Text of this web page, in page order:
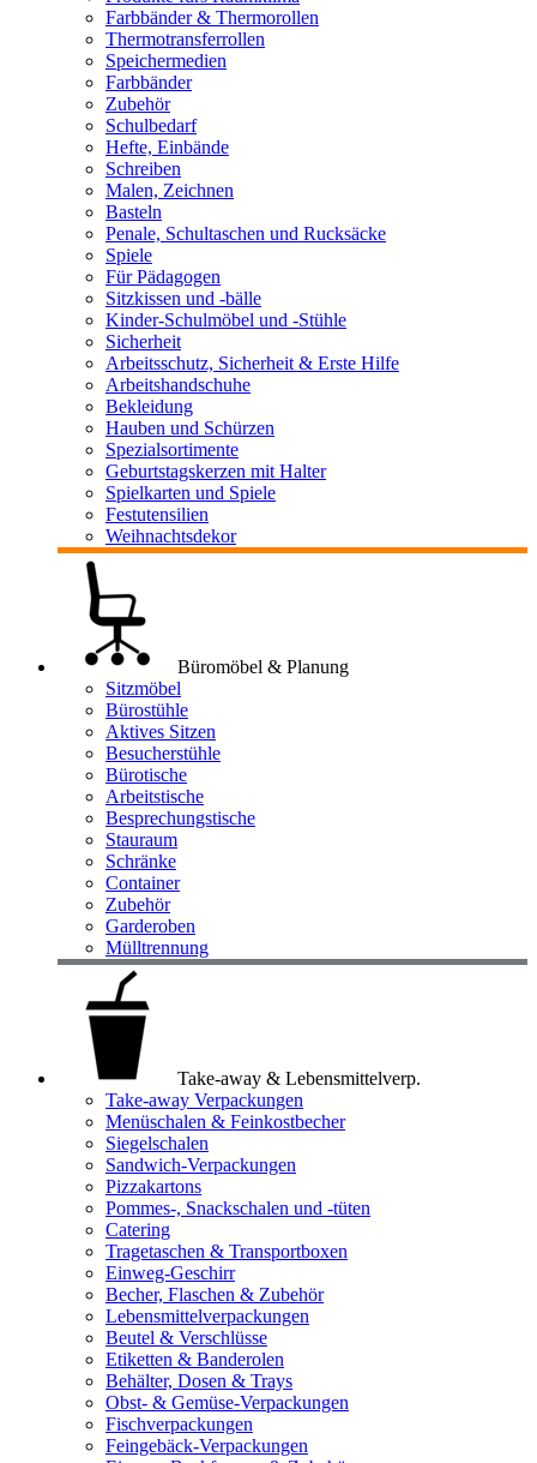
Farbbänder & Thermorollen
Thermotransferrollen
Speichermedien
Farbbänder
Zubehör
Schulbedarf
Hefte, Einbände
Schreiben
Malen, Zeichnen
Basteln
Penale, Schultaschen und Rucksäcke
Spiele
Für Pädagogen
Sitzkissen und -bälle
Kinder-Schulmöbel und -Stühle
Sicherheit
Arbeitsschutz, Sicherheit & Erste Hilfe
Arbeitshandschuhe
Bekleidung
Hauben und Schürzen
Spezialsortimente
Geburtstagskerzen mit Halter
Spielkarten und Spiele
Festutensilien
Weihnachtsdekor
Büromöbel & Planung
Sitzmöbel
Bürostühle
Aktives Sitzen
Besucherstühle
Bürotische
Arbeitstische
Besprechungstische
Stauraum
Schränke
Container
Zubehör
Garderoben
Mülltrennung
Take-away & Lebensmittelverp.
Take-away Verpackungen
Menüschalen & Feinkostbecher
Siegelschalen
Sandwich-Verpackungen
Pizzakartons
Pommes-, Snackschalen und -tüten
Catering
Tragetaschen & Transportboxen
Einweg-Geschirr
Becher, Flaschen & Zubehör
Lebensmittelverpackungen
Beutel & Verschlüsse
Etiketten & Banderolen
Behälter, Dosen & Trays
Obst- & Gemüse-Verpackungen
Fischverpackungen
Feingebäck-Verpackungen